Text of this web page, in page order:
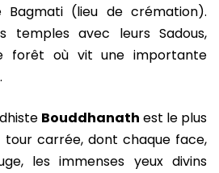
(lieu de crémation).
temples avec leurs Sadous,
forêt où vit une importante
Bouddhanath est le plus
tour carrée, dont chaque face,
les immenses yeux divins